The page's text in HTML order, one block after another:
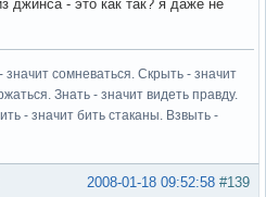
джинса - это как так? я даже не
сомневаться. Скрыть - значит
Знать - значит видеть правду.
- значит бить стаканы. Взвыть -
#139
2008-01-18 09:52:58